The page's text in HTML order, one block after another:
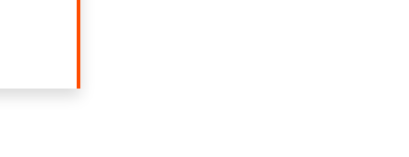
PIÙ DI: RACCONTI DAL MONDO. NARRAZIONI, MEMORIE E SAGGI